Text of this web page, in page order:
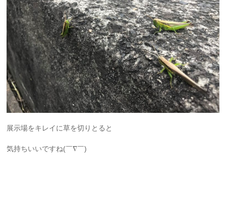
展示場をキレイに草を切りとると
気持ちいいですね(￣∇￣)